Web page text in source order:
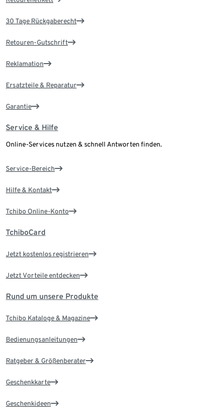
30 Tage Rückgaberecht
Retouren-Gutschrift
Reklamation
Ersatzteile & Reparatur
Garantie
Service & Hilfe
Online-Services nutzen & schnell Antworten finden.
Service-Bereich
Hilfe & Kontakt
Tchibo Online-Konto
TchiboCard
Jetzt kostenlos registrieren
Jetzt Vorteile entdecken
Rund um unsere Produkte
Tchibo Kataloge & Magazine
Bedienungsanleitungen
Ratgeber & Größenberater
Geschenkkarte
Geschenkideen